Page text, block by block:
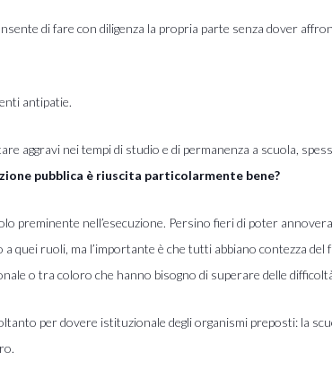
di fare con diligenza la propria parte senza dover
antipatie.
aggravi nei tempi di studio e di permanenza a scuola,
pubblica è riuscita particolarmente bene?
preminente nell’esecuzione. Persino fieri di poter
ruoli, ma l’importante è che tutti abbiano contezza
o tra coloro che hanno bisogno di superare delle
per dovere istituzionale degli organismi preposti: la